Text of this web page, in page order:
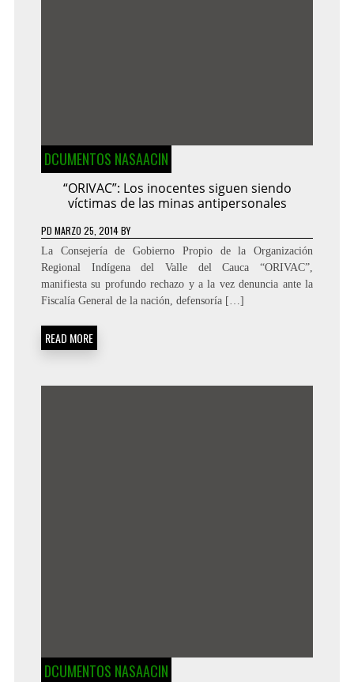
DCUMENTOS NASAACIN
“ORIVAC”: Los inocentes siguen siendo
víctimas de las minas antipersonales
PD MARZO 25, 2014BY
La Consejería de Gobierno Propio de la Organización
Regional Indígena del Valle del Cauca “ORIVAC”,
manifiesta su profundo rechazo y a la vez denuncia ante la
Fiscalía General de la nación, defensoría […]
READ MORE
DCUMENTOS NASAACIN